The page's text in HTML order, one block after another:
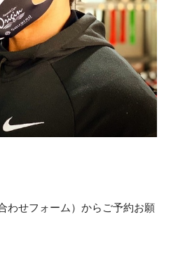
わせフォーム）からご予約お願